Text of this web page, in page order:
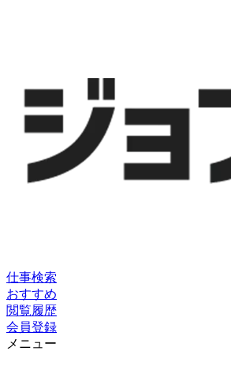
仕事検索
おすすめ
閲覧履歴
会員登録
メニュー